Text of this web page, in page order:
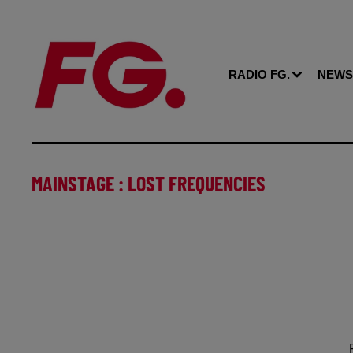
RADIO FG. NEWS
MAINSTAGE : LOST FREQUENCIES